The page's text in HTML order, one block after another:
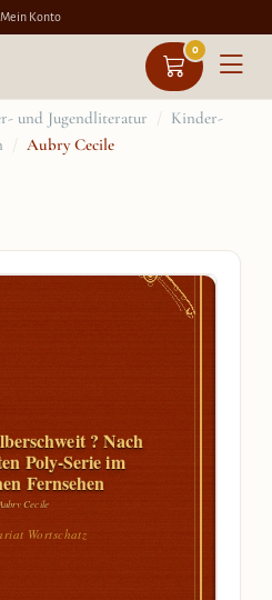
Mein Konto
0
und Jugendliteratur / Kinder-
/ Aubry Cecile
? Nach
Poly-Serie im
Fernsehen
Cecile
Wortschatz